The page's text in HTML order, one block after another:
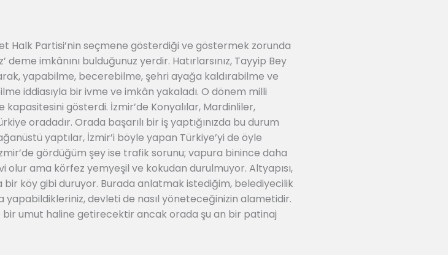
Halk Partisi’nin seçmene gösterdiği ve göstermek zorunda
imkânını bulduğunuz yerdir. Hatırlarsınız, Tayyip Bey
yapabilme, becerebilme, şehri ayağa kaldırabilme ve
iddiasıyla bir ivme ve imkân yakaladı. O dönem milli
gösterdi. İzmir’de Konyalılar, Mardinliler,
oradadır. Orada başarılı bir iş yaptığınızda bu durum
yaptılar, İzmir’i böyle yapan Türkiye’yi de öyle
gördüğüm şey ise trafik sorunu; vapura binince daha
ama körfez yemyeşil ve kokudan durulmuyor. Altyapısı,
köy gibi duruyor. Burada anlatmak istediğim, belediyecilik
yapabildikleriniz, devleti de nasıl yöneteceğinizin alametidir.
bir umut haline getirecektir ancak orada şu an bir patinaj